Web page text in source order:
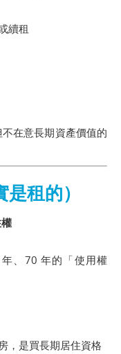
續租
在意長期資產價值的
租的）
、70 年的「使用權
，是買長期居住資格